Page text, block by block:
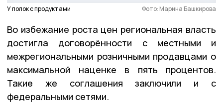
У полок с продуктами Фото: Марина Башкирова
Во избежание роста цен региональная власть
достигла договорённости с местными и
межрегиональными розничными продавцами о
максимальной наценке в пять процентов.
Такие же соглашения заключили и с
федеральными сетями.